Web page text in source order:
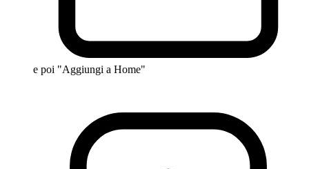
e poi "Aggiungi a Home"